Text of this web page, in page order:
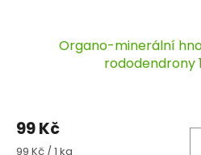
Organo-minerální
rododendrony
99 Kč
Měrná
99 Kč / 1 kg